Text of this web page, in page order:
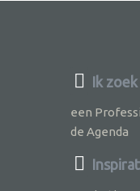
Ik zoek
een
de Agenda